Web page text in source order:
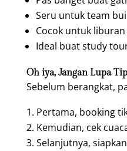
Seru untuk team
Cocok untuk
Ideal buat study
Oh iya, Jangan Lupa
Sebelum berangkat,
Pertama, booking
Kemudian, cek
Selanjutnya,